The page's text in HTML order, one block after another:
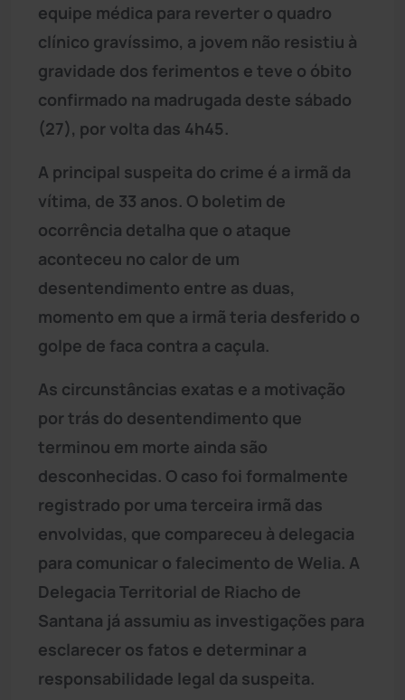
equipe médica para reverter o quadro
clínico gravíssimo, a jovem não resistiu à
gravidade dos ferimentos e teve o óbito
confirmado na madrugada deste sábado
(27), por volta das 4h45.
A principal suspeita do crime é a irmã da
vítima, de 33 anos. O boletim de
ocorrência detalha que o ataque
aconteceu no calor de um
desentendimento entre as duas,
momento em que a irmã teria desferido o
golpe de faca contra a caçula.
As circunstâncias exatas e a motivação
por trás do desentendimento que
terminou em morte ainda são
desconhecidas. O caso foi formalmente
registrado por uma terceira irmã das
envolvidas, que compareceu à delegacia
para comunicar o falecimento de Welia. A
Delegacia Territorial de Riacho de
Santana já assumiu as investigações para
esclarecer os fatos e determinar a
responsabilidade legal da suspeita.